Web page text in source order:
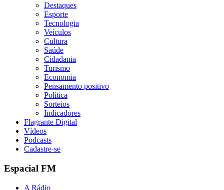
Destaques
Esporte
Tecnologia
Veículos
Cultura
Saúde
Cidadania
Turismo
Economia
Pensamento positivo
Política
Sorteios
Indicadores
Flagrante Digital
Vídeos
Podcasts
Cadastre-se
Espacial FM
A Rádio